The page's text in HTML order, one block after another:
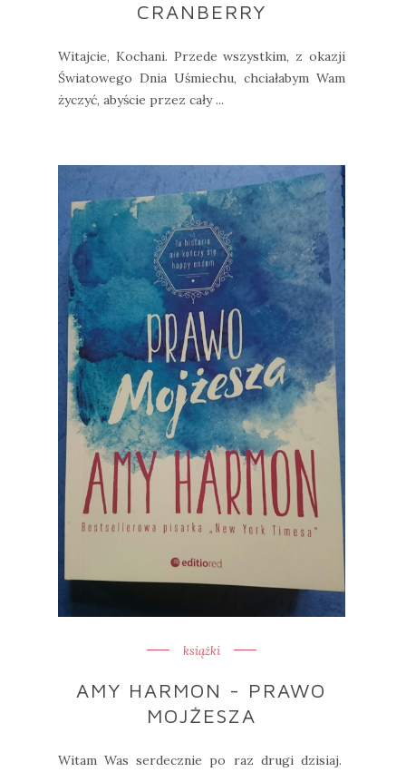
CRANBERRY
Witajcie, Kochani. Przede wszystkim, z okazji
Światowego Dnia Uśmiechu, chciałabym Wam
życzyć, abyście przez cały ...
książki
AMY HARMON - PRAWO
MOJŻESZA
Witam Was serdecznie po raz drugi dzisiaj.